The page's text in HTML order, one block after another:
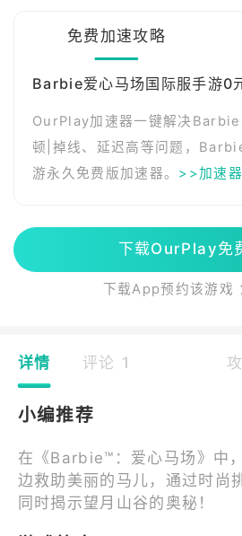
免费加速攻略
Barbie爱心马场国际服手游0
OurPlay加速器一键解决Barbie
顿|掉线、延迟高等问题，
游永久免费版加速器。 >>加速
下载OurPlay免
下载App预约该游戏
详情 评论 1
小编推荐
在《Barbie™：爱心马场》中
边救助美丽的马儿，通过时尚
同时揭示望月山谷的奥秘！